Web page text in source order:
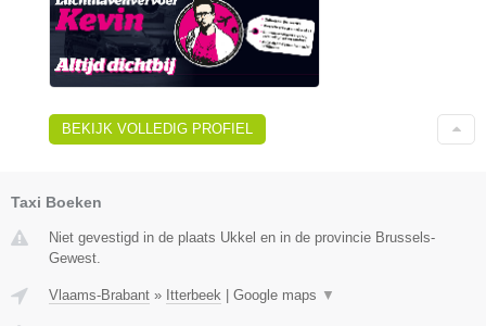
BEKIJK VOLLEDIG PROFIEL
Taxi Boeken
Niet gevestigd in de plaats Ukkel en in de provincie Brussels-
Gewest.
Vlaams-Brabant » Itterbeek Google maps ▼